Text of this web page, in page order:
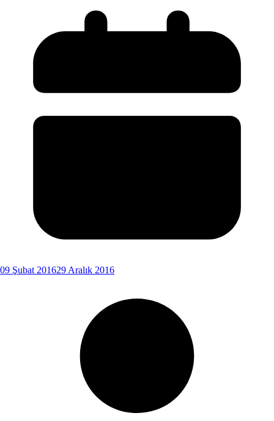
09 Şubat 201629 Aralık 2016